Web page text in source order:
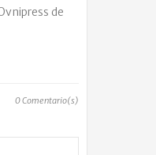
de
0Comentario(s)